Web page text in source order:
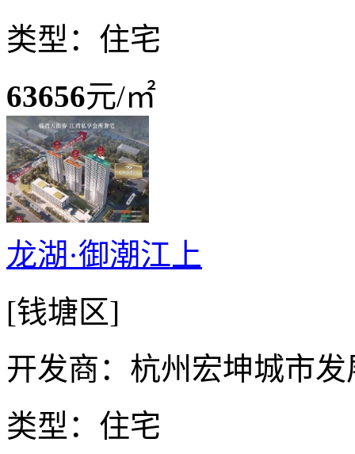
类型：住宅
63656元/㎡
龙湖·御潮江上
[钱塘区]
开发商：杭州宏坤城市
类型：住宅